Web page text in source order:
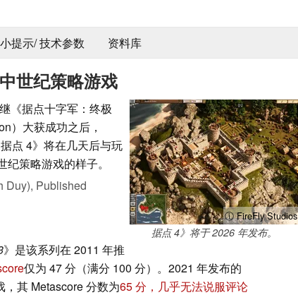
提示/ 技术参数 资料库
世纪策略游戏
ⓘ FireFly Studios
据点 4》将于 2026 年发布。
《据点十字军：终极
）大获成功之后，
点 4》将在几天后与玩
策略游戏的样子。
Duy), Published
》是该系列在 2011 年推
仅为 47 分（满分 100 分）。2021 年发布的
其 Metascore 分数为65 分，几乎无法说服评论